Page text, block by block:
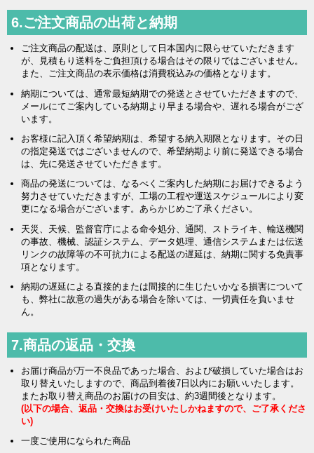
6.ご注文商品の出荷と納期
ご注文商品の配送は、原則として日本国内に限らせていただきます
が、見積もり送料をご負担頂ける場合はその限りではございません。
また、ご注文商品の表示価格は消費税込みの価格となります。
納期については、通常最短納期での発送とさせていただきますので、
メールにてご案内している納期より早まる場合や、遅れる場合がござ
います。
お客様に記入頂く希望納期は、希望する納入期限となります。その日
の指定発送ではございませんので、希望納期より前に発送できる場合
は、先に発送させていただきます。
商品の発送については、なるべくご案内した納期にお届けできるよう
努力させていただきますが、工場の工程や運送スケジュールにより変
更になる場合がございます。あらかじめご了承ください。
天災、天候、監督官庁による命令処分、通関、ストライキ、輸送機関
の事故、機械、認証システム、データ処理、通信システムまたは伝送
リンクの故障等の不可抗力による配送の遅延は、納期に関する免責事
項となります。
納期の遅延による直接的または間接的に生じたいかなる損害について
も、弊社に故意の過失がある場合を除いては、一切責任を負いませ
ん。
7.商品の返品・交換
お届け商品が万一不良品であった場合、および破損していた場合はお
取り替えいたしますので、商品到着後7日以内にお願いいたします。
またお取り替え商品のお届けの目安は、約3週間後となります。
(以下の場合、返品・交換はお受けいたしかねますので、ご了承くださ
い)
一度ご使用になられた商品